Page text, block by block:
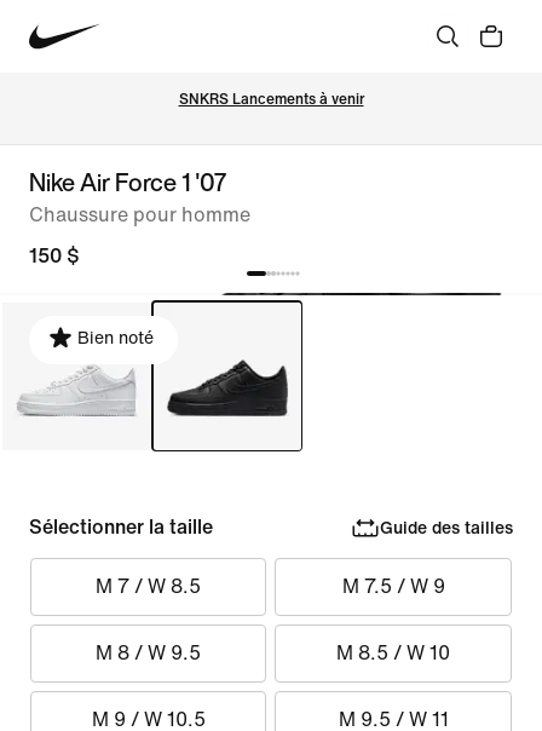
SNKRS Lancements à venir
Nike Air Force 1 '07
Chaussure pour homme
150 $
Bien noté
Sélectionner la taille Guide des tailles
M 7 / W 8.5 M 7.5 / W 9
M 8 / W 9.5 M 8.5 / W 10
M 9 / W 10.5 M 9.5 / W 11